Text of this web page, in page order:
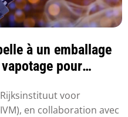
à un emballage
pour
voor
en collaboration avec